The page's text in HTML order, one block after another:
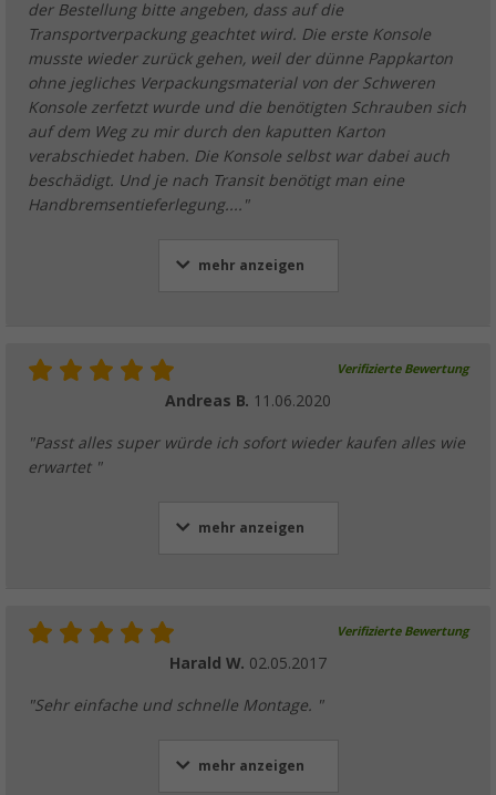
der Bestellung bitte angeben, dass auf die
Transportverpackung geachtet wird. Die erste Konsole
musste wieder zurück gehen, weil der dünne Pappkarton
ohne jegliches Verpackungsmaterial von der Schweren
Konsole zerfetzt wurde und die benötigten Schrauben sich
auf dem Weg zu mir durch den kaputten Karton
verabschiedet haben. Die Konsole selbst war dabei auch
beschädigt. Und je nach Transit benötigt man eine
Handbremsentieferlegung...."
mehr anzeigen
Verifizierte Bewertung
Andreas B. 11.06.2020
"Passt alles super würde ich sofort wieder kaufen alles wie
erwartet "
mehr anzeigen
Verifizierte Bewertung
Harald W. 02.05.2017
"Sehr einfache und schnelle Montage. "
mehr anzeigen